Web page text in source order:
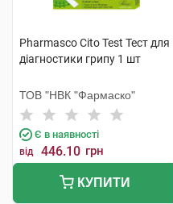
Pharmasco Cito Test Тест для
діагностики грипу 1 шт
ТОВ "НВК "Фармаско"
Є в наявності
від 446.10 грн
КУПИТИ